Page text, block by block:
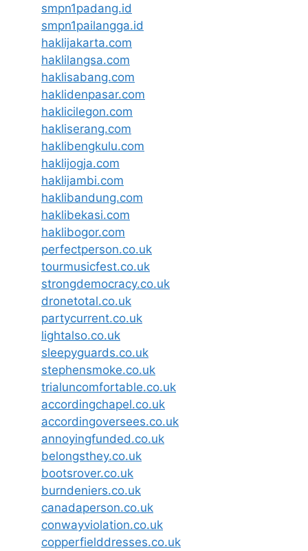
smpn1padang.id
smpn1pailangga.id
haklijakarta.com
haklilangsa.com
haklisabang.com
haklidenpasar.com
haklicilegon.com
hakliserang.com
haklibengkulu.com
haklijogja.com
haklijambi.com
haklibandung.com
haklibekasi.com
haklibogor.com
perfectperson.co.uk
tourmusicfest.co.uk
strongdemocracy.co.uk
dronetotal.co.uk
partycurrent.co.uk
lightalso.co.uk
sleepyguards.co.uk
stephensmoke.co.uk
trialuncomfortable.co.uk
accordingchapel.co.uk
accordingoversees.co.uk
annoyingfunded.co.uk
belongsthey.co.uk
bootsrover.co.uk
burndeniers.co.uk
canadaperson.co.uk
conwayviolation.co.uk
copperfielddresses.co.uk